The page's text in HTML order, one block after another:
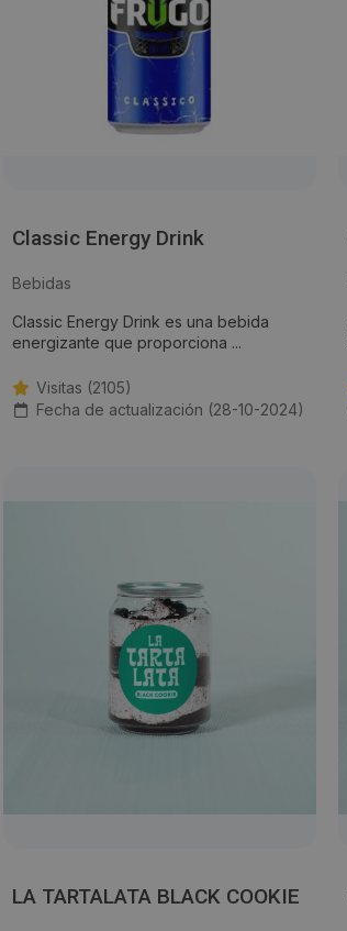
Classic Energy Drink
Bebidas
Classic Energy Drink es una bebida
energizante que proporciona ...
Visitas (2105)
Fecha de actualización (28-10-2024)
LA TARTALATA BLACK COOKIE